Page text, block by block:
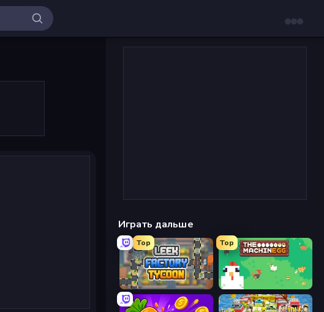
Играть дальше
Top
Leek Factory Tycoon
Top
The MachinEGG